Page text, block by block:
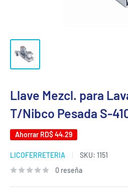
Llave Mezcl. para
T/Nibco Pesada S-
Ahorrar RD$ 44.29
LICOFERRETERIA SKU: 1151
0 reseña